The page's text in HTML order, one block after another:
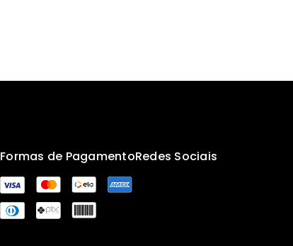
Formas de PagamentoRedes Sociais